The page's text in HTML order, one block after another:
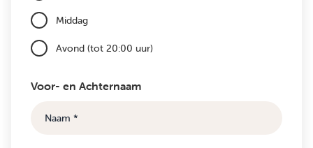
Middag
Avond (tot 20:00 uur)
Voor- en Achternaam